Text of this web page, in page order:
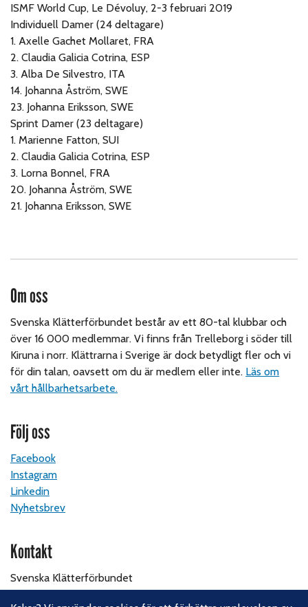
ISMF World Cup, Le Dévoluy, 2-3 februari 2019
Individuell Damer (24 deltagare)
1. Axelle Gachet Mollaret, FRA
2. Claudia Galicia Cotrina, ESP
3. Alba De Silvestro, ITA
14. Johanna Åström, SWE
23. Johanna Eriksson, SWE
Sprint Damer (23 deltagare)
1. Marienne Fatton, SUI
2. Claudia Galicia Cotrina, ESP
3. Lorna Bonnel, FRA
20. Johanna Åström, SWE
21. Johanna Eriksson, SWE
Om oss
Svenska Klätterförbundet består av ett 80-tal klubbar och
över 16 000 medlemmar. Vi finns från Trelleborg i söder till
Kiruna i norr. Klättrarna i Sverige är dock betydligt fler och vi
för din talan, oavsett om du är medlem eller inte. Läs om
vårt hållbarhetsarbete.
Följ oss
Facebook
Instagram
Linkedin
Nyhetsbrev
Kontakt
Svenska Klätterförbundet